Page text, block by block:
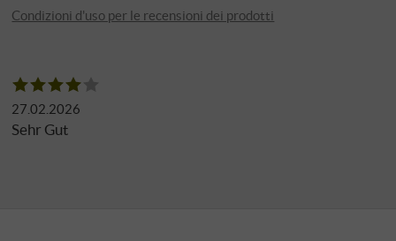
Condizioni d'uso per le recensioni dei prodotti
27.02.2026
Sehr Gut